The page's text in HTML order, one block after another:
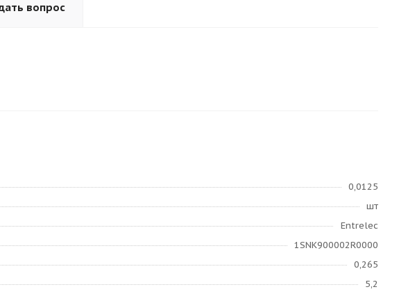
вопрос
0,0125
шт
Entrelec
1SNK900002R0000
0,265
5,2